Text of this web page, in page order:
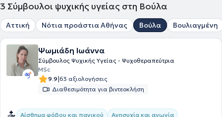
3 Σύμβουλοι ψυχικής υγείας στη Βούλα
Αττική Νότια προάστια Αθήνας Βούλα Βουλιαγμένη
Ψωμιάδη Ιωάννα
Σύμβουλος Ψυχικής Υγείας - Ψυχοθεραπεύτρια
MSc
9.9|63 αξιολογήσεις
Διαθεσιμότητα για βιντεοκλήση
Αίσθημα φόβου και πανικού
Ανησυχία και αγωνία